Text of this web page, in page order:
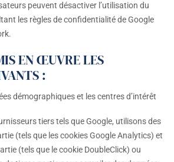
peuvent désactiver l’utilisation du
les règles de confidentialité de Google
EN ŒUVRE LES
:
démographiques et les centres d’intérêt
tiers tels que Google, utilisons des
(tels que les cookies Google Analytics) et
(tels que le cookie DoubleClick) ou